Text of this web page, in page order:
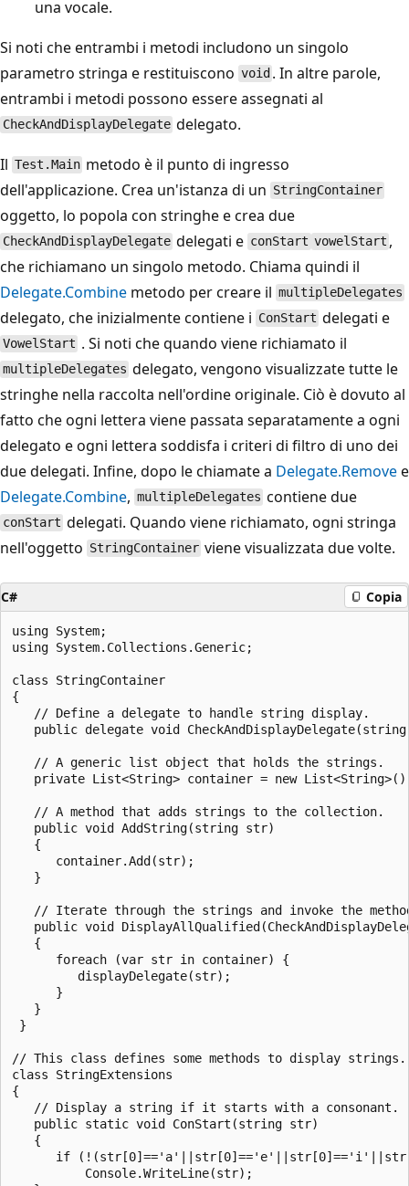
una vocale.
Si noti che entrambi i metodi includono un singolo
parametro stringa e restituiscono void . In altre parole,
entrambi i metodi possono essere assegnati al
CheckAndDisplayDelegate delegato.
Il Test.Main metodo è il punto di ingresso
dell'applicazione. Crea un'istanza di un StringContainer
oggetto, lo popola con stringhe e crea due
CheckAndDisplayDelegate delegati e conStart vowelStart ,
che richiamano un singolo metodo. Chiama quindi il
Delegate.Combine metodo per creare il multipleDelegates
delegato, che inizialmente contiene i ConStart delegati e
VowelStart . Si noti che quando viene richiamato il
multipleDelegates delegato, vengono visualizzate tutte le
stringhe nella raccolta nell'ordine originale. Ciò è dovuto al
fatto che ogni lettera viene passata separatamente a ogni
delegato e ogni lettera soddisfa i criteri di filtro di uno dei
due delegati. Infine, dopo le chiamate a Delegate.Removee
Delegate.Combine, multipleDelegates contiene due
conStart delegati. Quando viene richiamato, ogni stringa
nell'oggetto StringContainer viene visualizzata due volte.
C# Copia
using System;
using System.Collections.Generic;
class StringContainer
{
   // Define a delegate to handle string display.
public delegate void
   // A generic list object that holds the strings.
private List<String> container = new
   // A method that adds strings to the collection.
   public void AddString(string str)
   {
      container.Add(str);
   }
// Iterate through the strings and invoke the
public void
   {
      foreach (var str in container) {
         displayDelegate(str);
      }
   }
}
// This class defines some methods to display strings.
class StringExtensions
{
   // Display a string if it starts with a consonant.
   public static void ConStart(string str)
   {
if
          Console.WriteLine(str);